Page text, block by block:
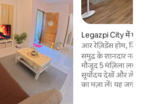
Legazpi City में घर
आर रेज़िडेंस होम,
सुंदर नज़ारा है
समुद्र के शानदार
मौजूद 5 मंज़िला
सूर्योदय देखें और
का मज़ा लें। यह जगह